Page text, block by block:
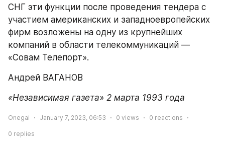
СНГ эти функции после проведения тендера с
участием американских и западноевропейских
фирм возложены на одну из крупнейших
компаний в области телекоммуникаций —
«Совам Телепорт».
Андрей ВАГАНОВ
«Независимая газета» 2 марта 1993 года
Onegai January 7, 2023, 06:53 0 views 0 reactions
0 replies